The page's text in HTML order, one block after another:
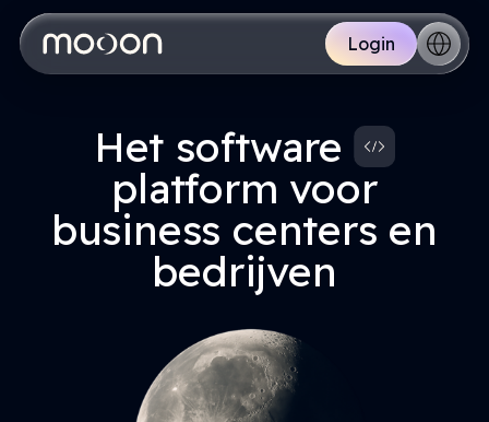
main
Login
Het software
platform voor
business centers en
bedrijven